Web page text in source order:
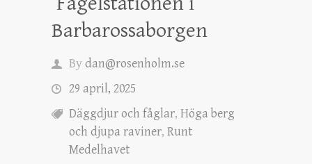
Barbarossaborgen
Bydan@rosenholm.se
29 april, 2025
Däggdjur och fåglar, Höga berg
och djupa raviner, Runt
Medelhavet